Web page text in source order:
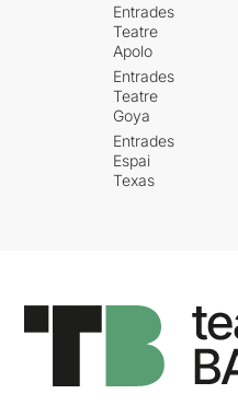
Entrades
Teatre
Apolo
Entrades
Teatre
Goya
Entrades
Espai
Texas